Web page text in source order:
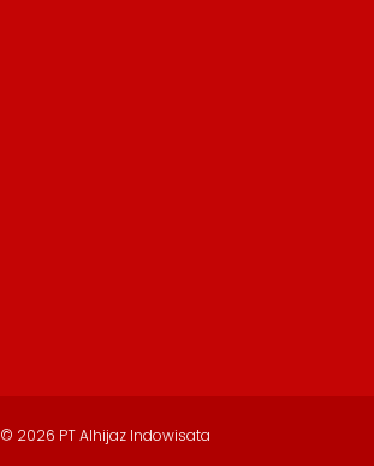
© 2026 PT Alhijaz Indowisata